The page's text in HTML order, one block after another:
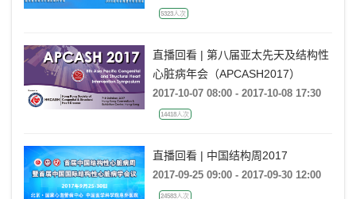
5323人次
直播回看 | 第八届亚太先天及结构性
心脏病年会（APCASH2017）
2017-10-07 08:00 - 2017-10-08 17:30
14418人次
直播回看 | 中国结构周2017
2017-09-25 09:00 - 2017-09-30 12:00
24583人次